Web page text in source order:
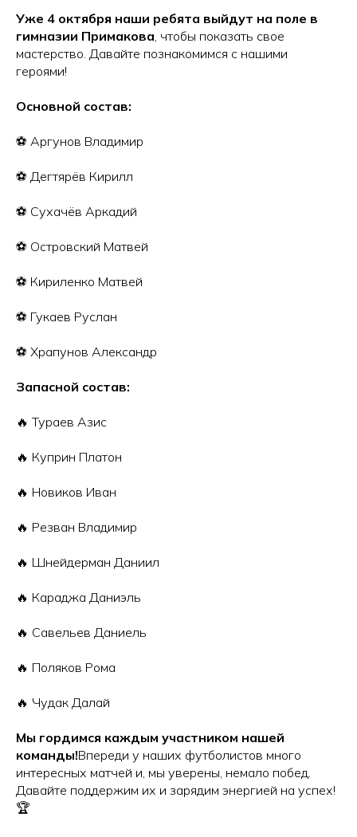
Уже 4 октября наши ребята выйдут на поле в
гимназии Примакова , чтобы показать свое
мастерство. Давайте познакомимся с нашими
героями!
Основной состав:
⚽️ Аргунов Владимир
⚽️ Дегтярёв Кирилл
⚽️ Сухачёв Аркадий
⚽️ Островский Матвей
⚽️ Кириленко Матвей
⚽️ Гукаев Руслан
⚽️ Храпунов Александр
Запасной состав:
🔥 Тураев Азис
🔥 Куприн Платон
🔥 Новиков Иван
🔥 Резван Владимир
🔥 Шнейдерман Даниил
🔥 Караджа Даниэль
🔥 Савельев Даниель
🔥 Поляков Рома
🔥 Чудак Далай
Мы гордимся каждым участником нашей
команды!Впереди у наших футболистов много
интересных матчей и, мы уверены, немало побед.
Давайте поддержим их и зарядим энергией на успех!
🏆